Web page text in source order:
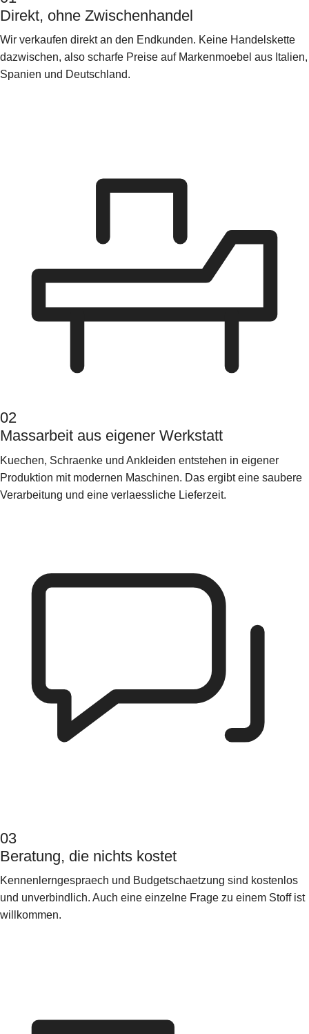
Direkt, ohne Zwischenhandel
Wir verkaufen direkt an den Endkunden. Keine Handelskette
dazwischen, also scharfe Preise auf Markenmoebel aus Italien,
Spanien und Deutschland.
02
Massarbeit aus eigener Werkstatt
Kuechen, Schraenke und Ankleiden entstehen in eigener
Produktion mit modernen Maschinen. Das ergibt eine saubere
Verarbeitung und eine verlaessliche Lieferzeit.
03
Beratung, die nichts kostet
Kennenlerngespraech und Budgetschaetzung sind kostenlos
und unverbindlich. Auch eine einzelne Frage zu einem Stoff ist
willkommen.